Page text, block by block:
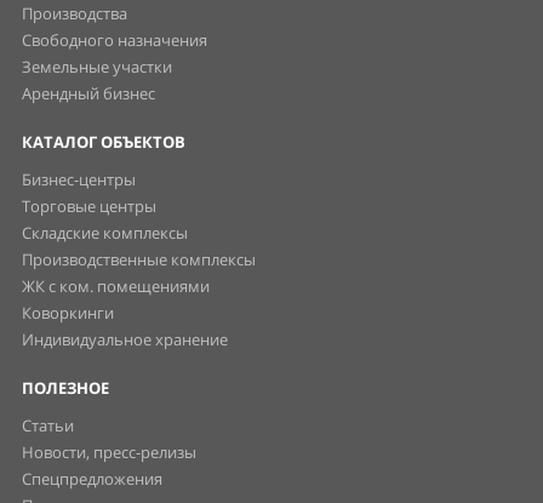
Производства
Свободного назначения
Земельные участки
Арендный бизнес
КАТАЛОГ ОБЪЕКТОВ
Бизнес-центры
Торговые центры
Складские комплексы
Производственные комплексы
ЖК с ком. помещениями
Коворкинги
Индивидуальное хранение
ПОЛЕЗНОЕ
Статьи
Новости, пресс-релизы
Спецпредложения